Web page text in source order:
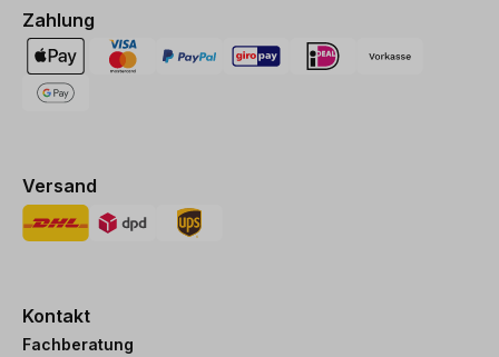
Zahlung
Versand
Kontakt
Fachberatung